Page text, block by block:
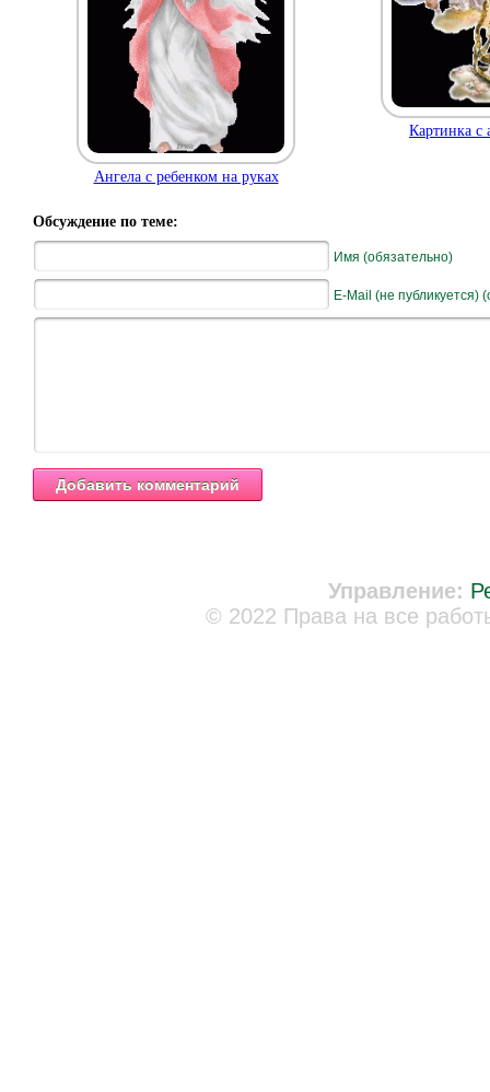
Ангела с ребенком на руках
Картинка с
Обсуждение по теме:
Имя (обязательно)
E-Mail (не публикуется)
Управление:
© 2022 Права на все